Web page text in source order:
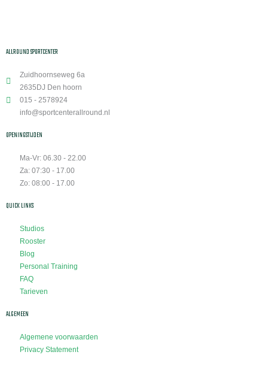
ALLROUND SPORTCENTER
Zuidhoornseweg 6a
2635DJ Den hoorn
015 - 2578924
info@sportcenterallround.nl
OPENINGSTIJDEN
Ma-Vr: 06.30 - 22.00
Za: 07:30 - 17.00
Zo: 08:00 - 17.00
QUICK LINKS
Studios
Rooster
Blog
Personal Training
FAQ
Tarieven
ALGEMEEN
Algemene voorwaarden
Privacy Statement